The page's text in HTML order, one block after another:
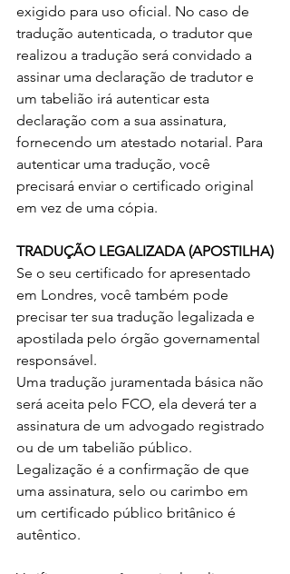
exigido para uso oficial. No caso de
tradução autenticada, o tradutor que
realizou a tradução será convidado a
assinar uma declaração de tradutor e
um tabelião irá autenticar esta
declaração com a sua assinatura,
fornecendo um atestado notarial. Para
autenticar uma tradução, você
precisará enviar o certificado original
em vez de uma cópia.
TRADUÇÃO LEGALIZADA (APOSTILHA)
Se o seu certificado for apresentado
em Londres, você também pode
precisar ter sua tradução legalizada e
apostilada pelo órgão governamental
responsável.
Uma tradução juramentada básica não
será aceita pelo FCO, ela deverá ter a
assinatura de um advogado registrado
ou de um tabelião público.
Legalização é a confirmação de que
uma assinatura, selo ou carimbo em
um certificado público britânico é
autêntico.